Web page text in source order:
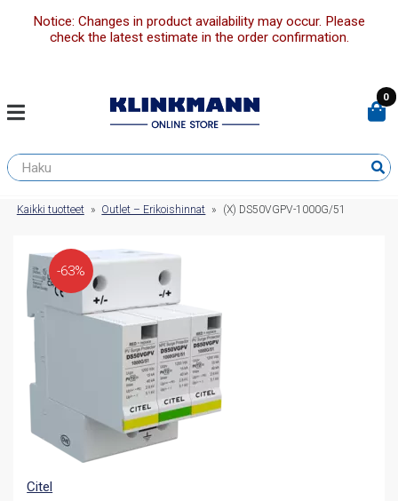
Notice: Changes in product availability may occur. Please
check the latest estimate in the order confirmation.
0
Kaikki tuotteet » Outlet – Erikoishinnat » (X) DS50VGPV-1000G/51
-63%
Citel